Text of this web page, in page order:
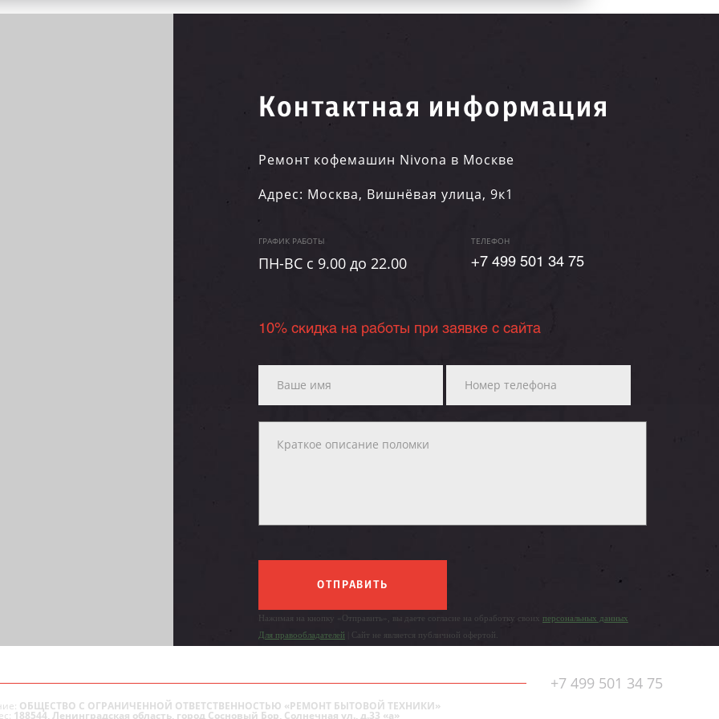
Контактная информация
Ремонт кофемашин Nivona в Москве
Адрес: Москва, Вишнёвая улица, 9к1
ГРАФИК РАБОТЫ
ПН-ВC c 9.00 до 22.00
ТЕЛЕФОН
+7 499 501 34 75
10% скидка на работы при заявке с сайта
ОТПРАВИТЬ
Нажимая на кнопку «Отправить», вы даете согласие на обработку своих персональных данных
Для правообладателей | Сайт не является публичной офертой.
+7 499 501 34 75
ОБЩЕСТВО С ОГРАНИЧЕННОЙ ОТВЕТСТВЕННОСТЬЮ «РЕМОНТ БЫТОВОЙ ТЕХНИКИ»
188544, Ленинградская область, город Сосновый Бор, Солнечная ул., д.33 «а»